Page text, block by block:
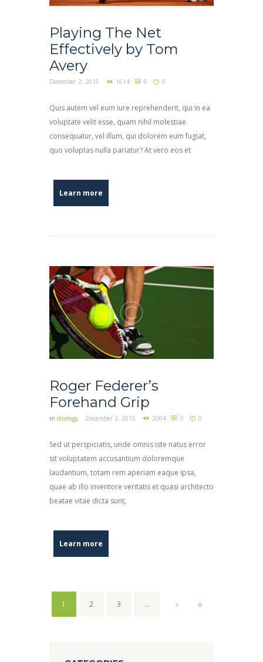
Playing The Net
Effectively by Tom
Avery
December 2, 2015 1614 0 0
Quis autem vel eum iure reprehenderit, qui in ea
voluptate velit esse, quam nihil molestiae
consequatur, vel illum, qui dolorem eum fugiat,
quo voluptas nulla pariatur? At vero eos et
Learn more
Roger Federer’s
Forehand Grip
in strategy December 2, 2015 2004 0 0
Sed ut perspiciatis, unde omnis iste natus error
sit voluptatem accusantium doloremque
laudantium, totam rem aperiam eaque ipsa,
quae ab illo inventore veritatis et quasi architecto
beatae vitae dicta sunt,
Learn more
1 2 3 …